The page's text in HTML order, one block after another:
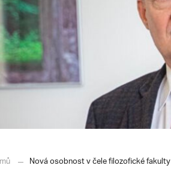
Nová osobnost v čele filozofické fakulty